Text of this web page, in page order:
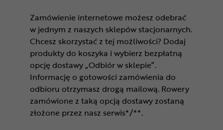
Zamówienie internetowe możesz odebrać
w jednym z naszych sklepów stacjonarnych.
Chcesz skorzystać z tej możliwości? Dodaj
produkty do koszyka i wybierz bezpłatną
opcję dostawy „Odbiór w sklepie”.
Informację o gotowości zamówienia do
odbioru otrzymasz drogą mailową. Rowery
zamówione z taką opcją dostawy zostaną
złożone przez nasz serwis*/**.